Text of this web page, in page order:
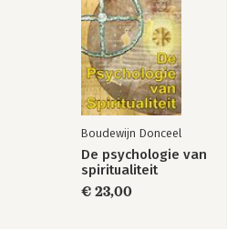
Boudewijn Donceel
De psychologie van
spiritualiteit
€ 23,00